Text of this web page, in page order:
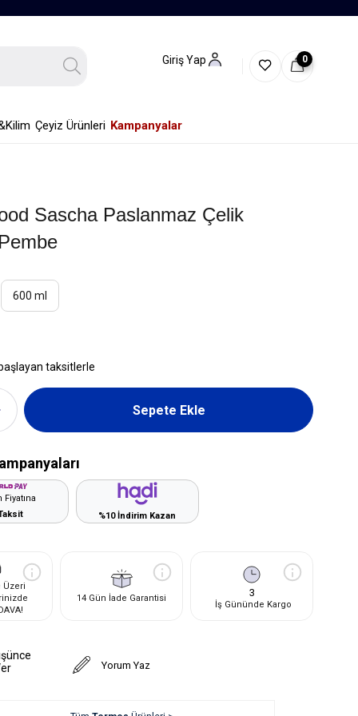
Giriş Yap 0
Çeyiz Ürünleri Kampanyalar
Sascha Paslanmaz Çelik
600 ml
taksitlerle
Fiyatına
%10 İndirim Kazan
Üzeri
14 Gün İade Garantisi 3
İş Gününde Kargo
Yorum Yaz